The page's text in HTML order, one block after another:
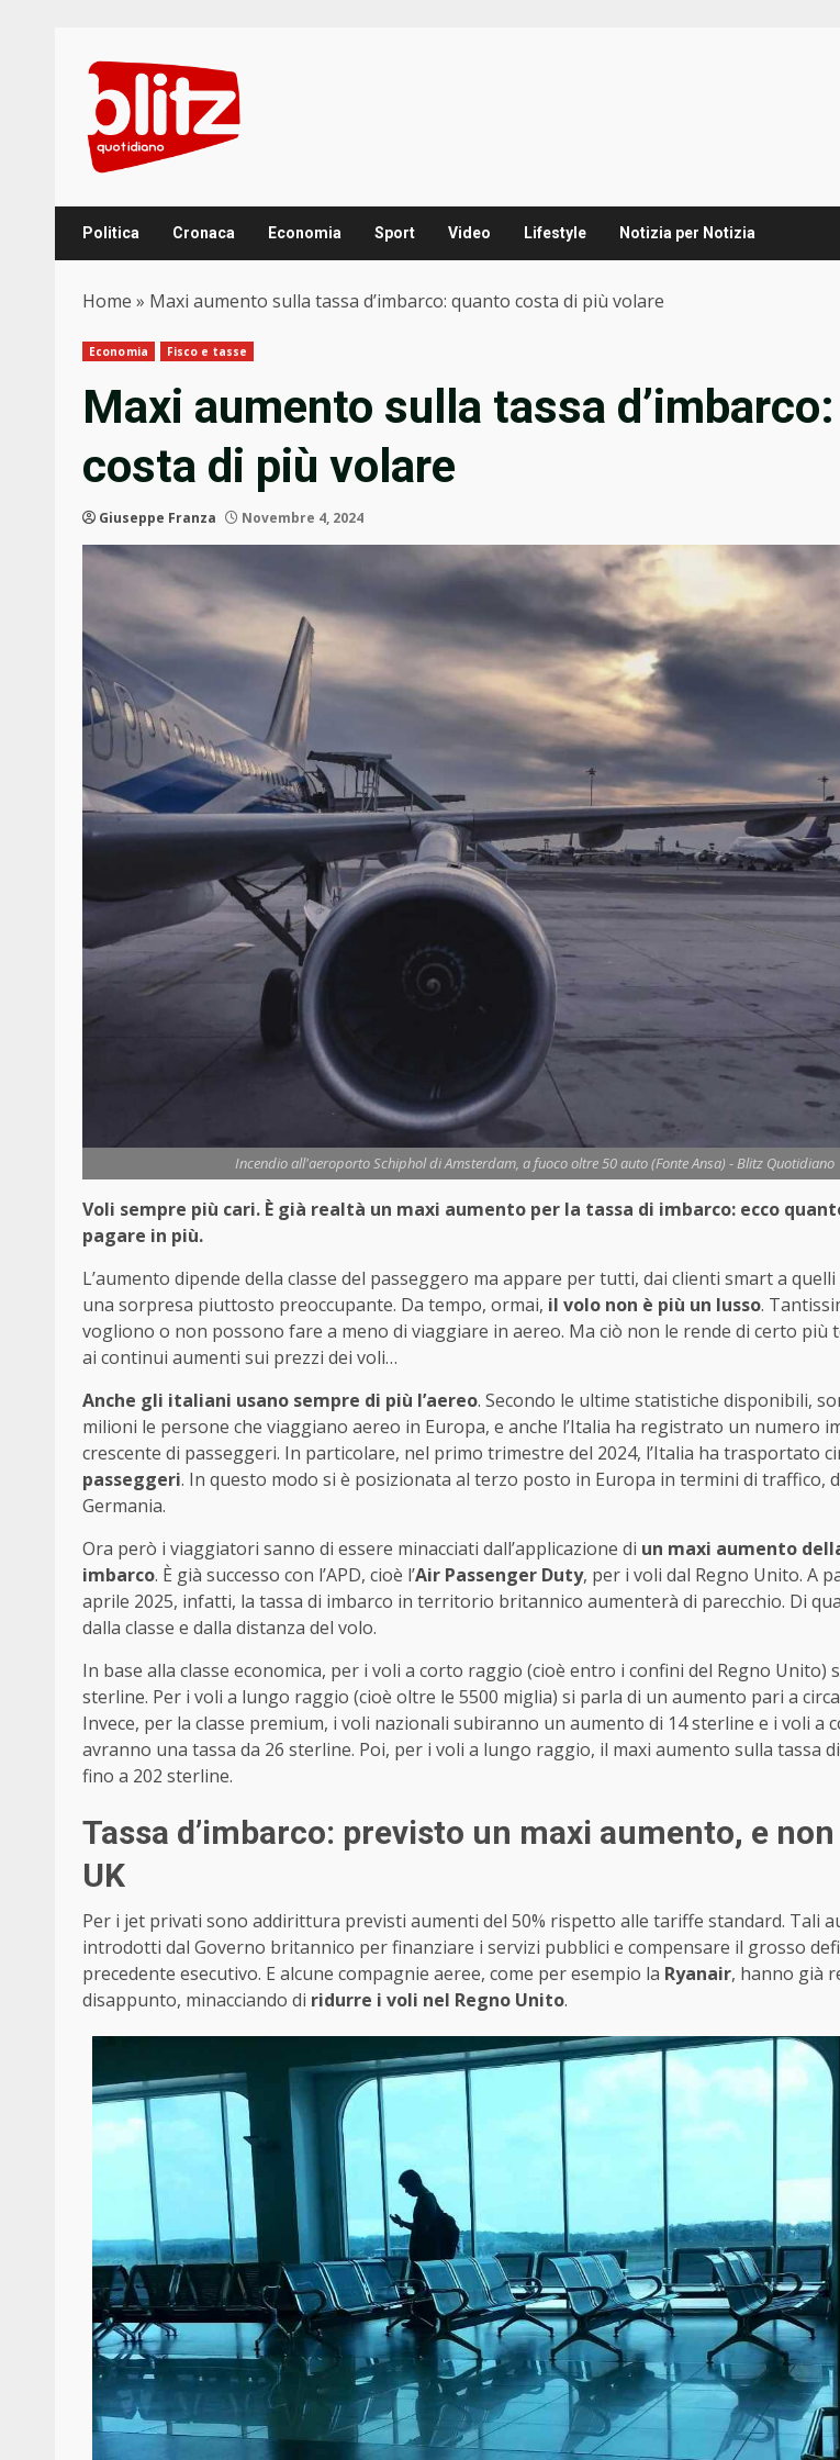
content
Politica Cronaca Economia Sport Video Lifestyle Notizia per Notizia
Home » Maxi aumento sulla tassa d’imbarco: quanto costa di più volare
Economia Fisco e tasse
Maxi aumento sulla tassa
costa di più volare
Giuseppe Franza Novembre 4, 2024
Incendio all'aeroporto Schiphol di Amsterdam, a fuoco oltre 50 auto (Fonte Ansa) - Blitz Quotidiano
Voli sempre più cari. È già realtà un maxi aumento per la tassa di imbarco: ecco
pagare in più.
L’aumento dipende della classe del passeggero ma appare per tutti, dai clienti smart a
una sorpresa piuttosto preoccupante. Da tempo, ormai, il volo non è più un lusso.
vogliono o non possono fare a meno di viaggiare in aereo. Ma ciò non le rende di certo
ai continui aumenti sui prezzi dei voli…
Anche gli italiani usano sempre di più l’aereo. Secondo le ultime statistiche disponibili,
milioni le persone che viaggiano aereo in Europa, e anche l’Italia ha registrato un numero
crescente di passeggeri. In particolare, nel primo trimestre del 2024, l’Italia ha trasportato
passeggeri. In questo modo si è posizionata al terzo posto in Europa in termini di traffico,
Germania.
Ora però i viaggiatori sanno di essere minacciati dall’applicazione di un maxi aumento
imbarco. È già successo con l’APD, cioè l’Air Passenger Duty, per i voli dal Regno Unito. A
aprile 2025, infatti, la tassa di imbarco in territorio britannico aumenterà di parecchio. Di
dalla classe e dalla distanza del volo.
In base alla classe economica, per i voli a corto raggio (cioè entro i confini del Regno Unito)
sterline. Per i voli a lungo raggio (cioè oltre le 5500 miglia) si parla di un aumento pari a
Invece, per la classe premium, i voli nazionali subiranno un aumento di 14 sterline e i voli a
avranno una tassa da 26 sterline. Poi, per i voli a lungo raggio, il maxi aumento sulla tassa
fino a 202 sterline.
Tassa d’imbarco: previsto un maxi aumento, e
UK
Per i jet privati sono addirittura previsti aumenti del 50% rispetto alle tariffe standard. Tali
introdotti dal Governo britannico per finanziare i servizi pubblici e compensare il grosso
precedente esecutivo. E alcune compagnie aeree, come per esempio la Ryanair, hanno già
disappunto, minacciando di ridurre i voli nel Regno Unito.